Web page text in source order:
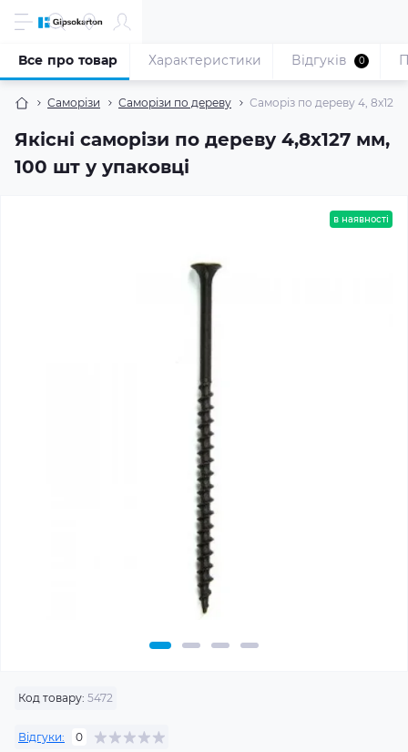
Саморізи Саморізи по дереву Саморіз по дереву 4, 8x127
Якісні саморізи по дереву 4,8x127 мм,
100 шт у упаковці
Все про товар Характеристики Відгуків 0
в наявності
Код товару: 5472
Відгуки: 0